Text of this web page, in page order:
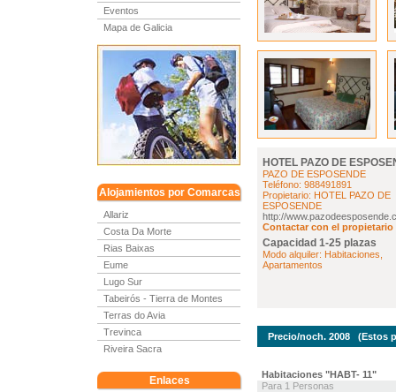
Eventos
Mapa de Galicia
Alojamientos por Comarcas
Allariz
Costa Da Morte
Rias Baixas
Eume
Lugo Sur
Tabeirós - Tierra de Montes
Terras do Avia
Trevinca
Riveira Sacra
Enlaces
HOTEL PAZO DE
PAZO DE ESPOSENDE
Teléfono: 988491891
Propietario: HOTEL PAZO DE
ESPOSENDE
http://
Contactar con el propietario
Capacidad 1-25 plazas
Modo alquiler: Habitaciones,
Apartamentos
Precio/noch. 2008 (Estos
Habitaciones "HABT- 11"
Para 1 Personas